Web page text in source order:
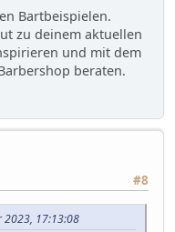
Bartbeispielen.
zu deinem aktuellen
und mit dem
beraten.
#8
2023, 17:13:08